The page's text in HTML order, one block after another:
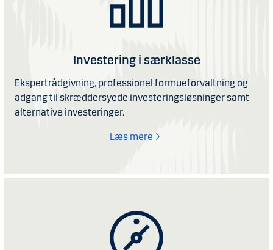
Investering i særklasse
Ekspertrådgivning, professionel formueforvaltning og
adgang til skræddersyede investeringsløsninger samt
alternative investeringer.
Læs mere